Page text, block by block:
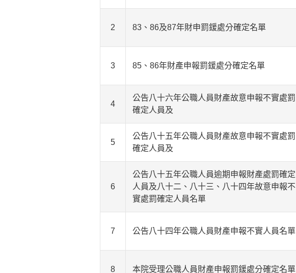
2 83、86及87年財申罰鍰處分確定名單
3 85、86年財產申報罰鍰處分確定名單
4
公告八十六年公職人員財產故意申報不實處罰
確定人員及
5
公告八十五年公職人員財產故意申報不實處罰
確定人員及
6
公告八十五年公職人員逾期申報財產處罰確定
人員及八十二、八十三、八十四年故意申報不
實處罰確定人員名單
7 公告八十四年公職人員財產申報不實人員名單
8 本院受理公職人員財產申報罰鍰處分確定名單